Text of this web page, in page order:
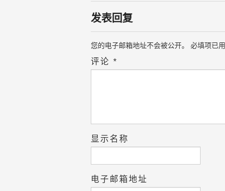
发表回复
您的电子邮箱地址不会被公开。 必填项已用
评论 *
显示名称
电子邮箱地址